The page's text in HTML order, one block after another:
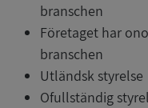
branschen
Företaget har
branschen
Utländsk styrelse
Ofullständig